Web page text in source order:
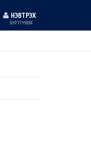
НЭВТРЭХ
БҮРТГҮҮЛЭХ